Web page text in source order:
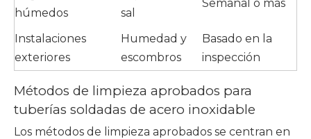
húmedos
sal
Semanal o más
Instalaciones
exteriores
Humedad y
escombros
Basado en la
inspección
Métodos de limpieza aprobados para
tuberías soldadas de acero inoxidable
Los métodos de limpieza aprobados se centran en